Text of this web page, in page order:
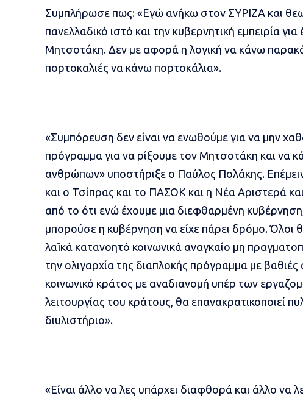
Συμπλήρωσε πως: «Εγώ ανήκω στον ΣΥΡΙΖΑ και
πανελλαδικό ιστό και την κυβερνητική εμπειρία
Μητσοτάκη. Δεν με αφορά η λογική να κάνω
πορτοκαλιές να κάνω πορτοκάλια».
«Συμπόρευση δεν είναι να ενωθούμε για να μην
πρόγραμμα για να ρίξουμε τον Μητσοτάκη και να
ανθρώπων» υποστήριξε ο Παύλος Πολάκης.
και ο Τσίπρας και το ΠΑΣΟΚ και η Νέα Αριστερά
από το ότι ενώ έχουμε μια διεφθαρμένη
μπορούσε η κυβέρνηση να είχε πάρει δρόμο. Όλοι
λαϊκά κατανοητό κοινωνικά αναγκαίο μη
την ολιγαρχία της διαπλοκής πρόγραμμα με
κοινωνικό κράτος με αναδιανομή υπέρ των
λειτουργίας του κράτους, θα επανακρατικοποιεί
διυλιστήριο».
«Είναι άλλο να λες υπάρχει διαφθορά και άλλο